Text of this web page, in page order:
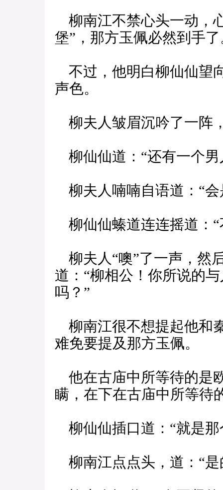
柳南江不禁心头一动，
堡”，那方玉佩必然到手
不过，他明白柳仙仙望
声色。
柳夫人皱眉沉吟了一阵
柳仙仙道：“还有一个男
柳夫人喃喃自语道：“会
柳仙仙螓道连连摇道：“
柳夫人“噢”了一声，然
道：“柳相公！你所说的
吗？”
柳南江很不想提起他和
难免要提及那方玉佩。
他在古庙中所等待的是
瞒，在下在古庙中所等待
柳仙仙插口道：“就是
柳南江点点头，道：“是